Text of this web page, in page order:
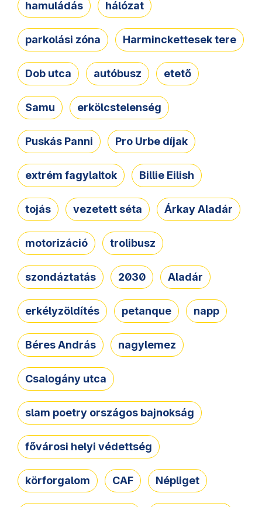
hamuládás hálózat
parkolási zóna Harminckettesek tere
Dob utca autóbusz etető
Samu erkölcstelenség
Puskás Panni Pro Urbe díjak
extrém fagylaltok Billie Eilish
tojás vezetett séta Árkay Aladár
motorizáció trolibusz
szondáztatás 2030 Aladár
erkélyzöldítés petanque napp
Béres András nagylemez
Csalogány utca
slam poetry országos bajnokság
fővárosi helyi védettség
körforgalom CAF Népliget